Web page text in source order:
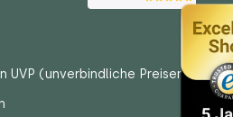
(unverbindliche